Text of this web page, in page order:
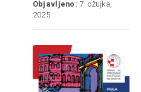
Objavljeno: 7. ožujka,
2025